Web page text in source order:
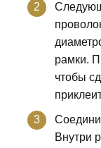
рамки.
чтобы
Внутри